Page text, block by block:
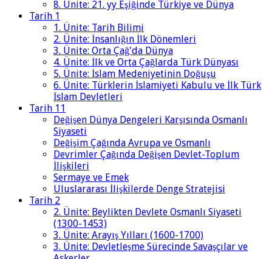
8. Ünite: 21. yy Eşiğinde Türkiye ve Dünya
Tarih 1
1. Ünite: Tarih Bilimi
2. Ünite: İnsanlığın İlk Dönemleri
3. Ünite: Orta Çağ'da Dünya
4. Ünite: İlk ve Orta Çağlarda Türk Dünyası
5. Ünite: İslam Medeniyetinin Doğuşu
6. Ünite: Türklerin İslamiyeti Kabulu ve İlk Türk
İslam Devletleri
Tarih 11
Değişen Dünya Dengeleri Karşısında Osmanlı
Siyaseti
Değişim Çağında Avrupa ve Osmanlı
Devrimler Çağında Değişen Devlet-Toplum
İlişkileri
Sermaye ve Emek
Uluslararası İlişkilerde Denge Stratejisi
Tarih 2
2. Ünite: Beylikten Devlete Osmanlı Siyaseti
(1300-1453)
3. Ünite: Arayış Yılları (1600-1700)
3. Ünite: Devletleşme Sürecinde Savaşçılar ve